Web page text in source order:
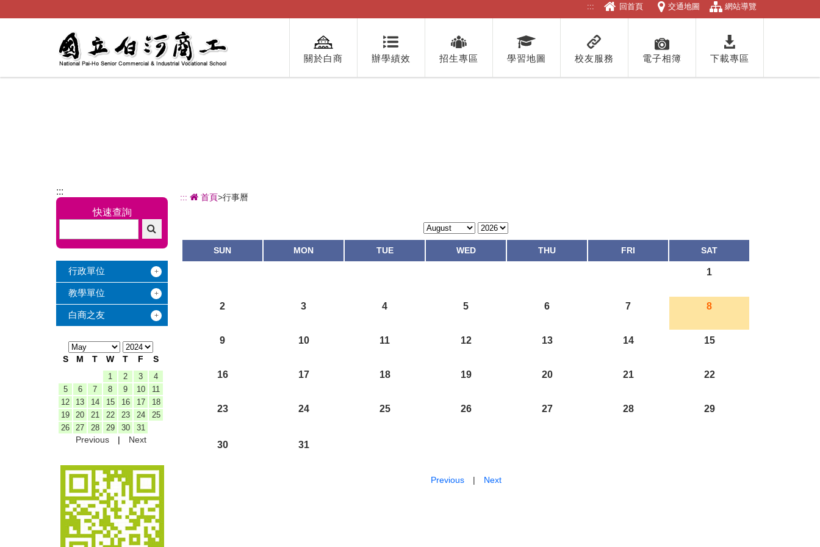
到
::: 回首頁 交通地圖 網站導覽
關於白商 辦學績效 招生專區 學習地圖 校友服務 電子相簿 下載專區
:::
快速查詢
行政單位
教學單位
白商之友
S M T W T F S
1 2 3
4
5
6 7 8 9 10
11
12
13 14 15 16 17
18
19
20 21 22 23 24
25
26
27 28 29 30 31
Previous| Next
::: 首頁>行事曆
SUN MON TUE WED THU FRI SAT
1
2 3 4 5 6 7 8
9 10 11 12 13 14 15
16 17 18 19 20 21 22
23 24 25 26 27 28 29
30 31
Previous| Next